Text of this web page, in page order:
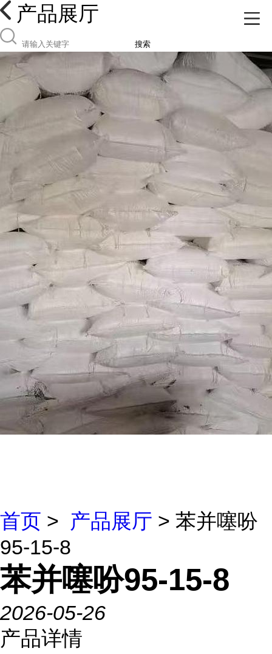
产品展厅
搜索
首页 > 产品展厅 > 苯并噻吩
95-15-8
苯并噻吩95-15-8
2026-05-26
产品详情